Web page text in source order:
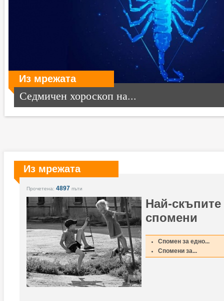
Из мрежата
Седмичен хороскоп на...
Из мрежата
Прочетена: 4897 пъти
Най-скъпите
спомени
Спомен за едно...
Спомени за...